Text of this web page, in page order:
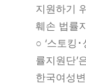
지원하기
훼손 법률
○ ‘스토킹
률지원단’
한국여성